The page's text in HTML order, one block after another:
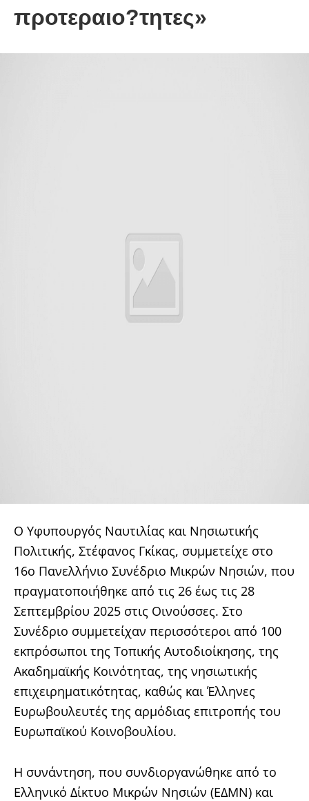
προτεραιο?τητες»
Ο Υφυπουργός Ναυτιλίας και Νησιωτικής
Πολιτικής, Στέφανος Γκίκας, συμμετείχε στο
16ο Πανελλήνιο Συνέδριο Μικρών Νησιών, που
πραγματοποιήθηκε από τις 26 έως τις 28
Σεπτεμβρίου 2025 στις Οινούσσες. Στο
Συνέδριο συμμετείχαν περισσότεροι από 100
εκπρόσωποι της Τοπικής Αυτοδιοίκησης, της
Ακαδημαϊκής Κοινότητας, της νησιωτικής
επιχειρηματικότητας, καθώς και Έλληνες
Ευρωβουλευτές της αρμόδιας επιτροπής του
Ευρωπαϊκού Κοινοβουλίου.
Η συνάντηση, που συνδιοργανώθηκε από το
Ελληνικό Δίκτυο Μικρών Νησιών (ΕΔΜΝ) και